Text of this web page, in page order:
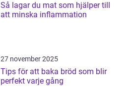
Så lagar du mat som hjälper till
att minska inflammation
27 november 2025
Tips för att baka bröd som blir
perfekt varje gång